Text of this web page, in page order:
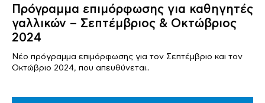
Πρόγραμμα επιμόρφωσης για καθηγητές
γαλλικών – Σεπτέμβριος & Οκτώβριος
2024
Νέο πρόγραμμα επιμόρφωσης για τον Σεπτέμβριο και τον
Οκτώβριο 2024, που απευθύνεται..